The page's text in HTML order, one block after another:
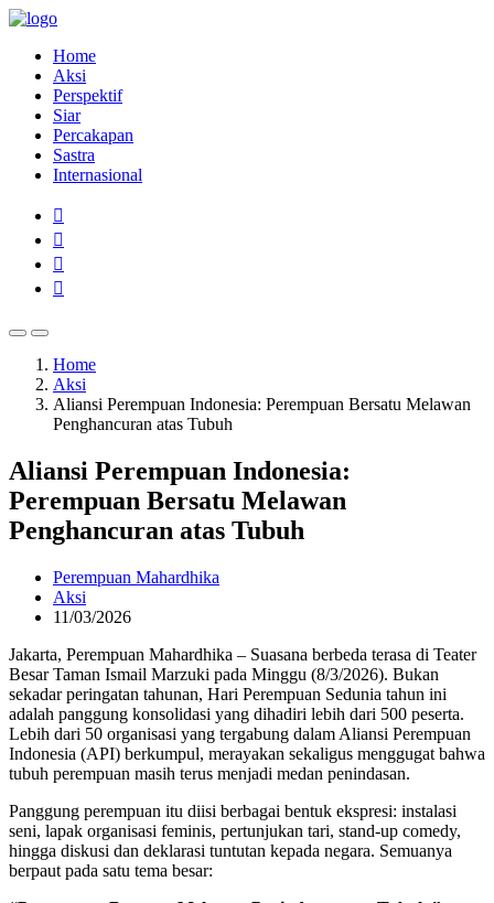
Home
Aksi
Perspektif
Siar
Percakapan
Sastra
Internasional
Home
Aksi
Aliansi Perempuan Indonesia: Perempuan Bersatu Melawan
Penghancuran atas Tubuh
Aliansi Perempuan Indonesia:
Perempuan Bersatu Melawan
Penghancuran atas Tubuh
Perempuan Mahardhika
Aksi
11/03/2026
Jakarta, Perempuan Mahardhika – Suasana berbeda terasa di Teater
Besar Taman Ismail Marzuki pada Minggu (8/3/2026). Bukan
sekadar peringatan tahunan, Hari Perempuan Sedunia tahun ini
adalah panggung konsolidasi yang dihadiri lebih dari 500 peserta.
Lebih dari 50 organisasi yang tergabung dalam Aliansi Perempuan
Indonesia (API) berkumpul, merayakan sekaligus menggugat bahwa
tubuh perempuan masih terus menjadi medan penindasan.
Panggung perempuan itu diisi berbagai bentuk ekspresi: instalasi
seni, lapak organisasi feminis, pertunjukan tari, stand-up comedy,
hingga diskusi dan deklarasi tuntutan kepada negara. Semuanya
berpaut pada satu tema besar: